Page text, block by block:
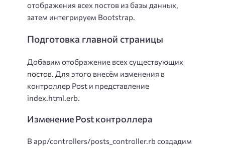
отображения всех постов из базы данных,
затем интегрируем Bootstrap.
Подготовка главной страницы
Добавим отображение всех существующих
постов. Для этого внесём изменения в
контроллер Post и представление
index.html.erb.
Изменение Post контроллера
В app/controllers/posts_controller.rb создадим